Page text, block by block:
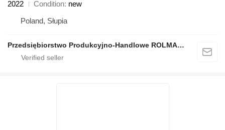
2022
Condition new
Poland, Słupia
Przedsiębiorstwo Produkcyjno-Handlowe ROLMAPOL Marcin Dziekan